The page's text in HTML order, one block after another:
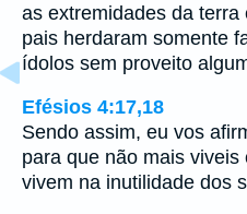
as extremidades da terra
pais herdaram somente
ídolos sem proveito
Efésios 4:17,18
Sendo assim, eu vos
para que não mais
vivem na inutilidade dos